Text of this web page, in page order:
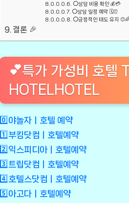
⭕상담 비용 확인 💰💳
⭕상담 일정 예약 🗓️⏰
⭕긍정적인 태도 유지
결론 🎉
💕특가 가성비 호텔
HOTELHOTEL
0️⃣야놀자ㅣ호텔 예약
1️⃣부킹닷컴ㅣ호텔예약
2️⃣익스피디아ㅣ호텔예약
3️⃣트립닷컴ㅣ호텔예약
4️⃣호텔스닷컴ㅣ호텔예약
5️⃣아고다ㅣ호텔예약